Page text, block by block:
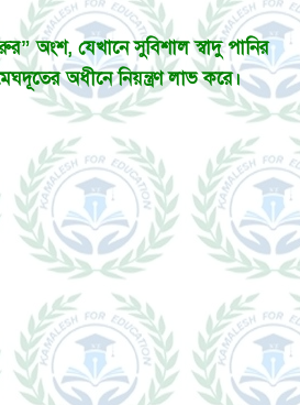
অংশ, যেখানে সুবিশাল স্বাদু পানির
অধীনে নিয়ন্ত্রণ লাভ করে।